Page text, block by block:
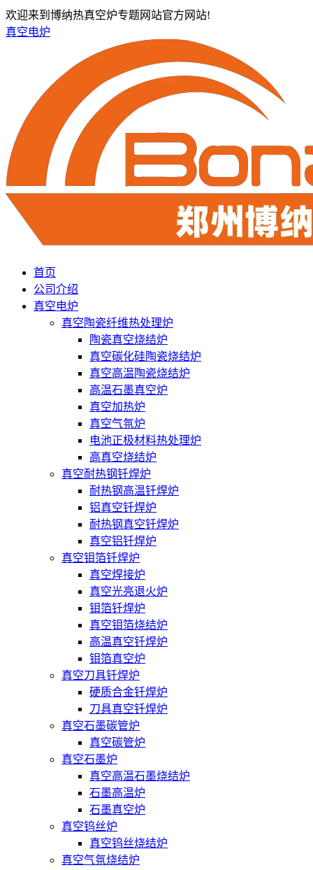
欢迎来到博纳热真空炉专题网站官方网站!
真空电炉
首页
公司介绍
真空电炉
真空陶瓷纤维热处理炉
陶瓷真空烧结炉
真空碳化硅陶瓷烧结炉
真空高温陶瓷烧结炉
高温石墨真空炉
真空加热炉
真空气氛炉
电池正极材料热处理炉
高真空烧结炉
真空耐热钢钎焊炉
耐热钢高温钎焊炉
铝真空钎焊炉
耐热钢真空钎焊炉
真空铝钎焊炉
真空钼箔钎焊炉
真空焊接炉
真空光亮退火炉
钼箔钎焊炉
真空钼箔烧结炉
高温真空钎焊炉
钼箔真空炉
真空刀具钎焊炉
硬质合金钎焊炉
刀具真空钎焊炉
真空石墨碳管炉
真空碳管炉
真空石墨炉
真空高温石墨烧结炉
石墨高温炉
石墨真空炉
真空钨丝炉
真空钨丝烧结炉
真空气氛烧结炉